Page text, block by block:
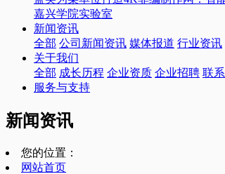
嘉兴学院实验室
新闻资讯
全部 公司新闻资讯 媒体报道 行业资讯
关于我们
全部 成长历程 企业资质 企业招聘 联
服务与支持
新闻资讯
您的位置：
网站首页